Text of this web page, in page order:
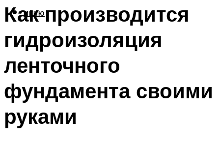
МЕНЮ
Как производится
гидроизоляция
ленточного
фундамента своими
руками